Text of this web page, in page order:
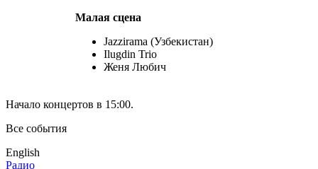
Малая сцена
Jazzirama (Узбекистан)
Ilugdin Trio
Женя Любич
Начало концертов в 15:00.
Все события
English
Радио